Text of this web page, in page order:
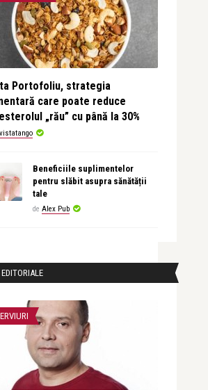
Portofoliu, strategia
care poate reduce
„rău” cu până la 30%
Beneficiile suplimentelor
pentru slăbit asupra sănătății
tale
de Alex Pub